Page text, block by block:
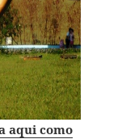
aqui como